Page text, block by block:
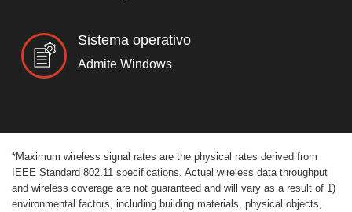
Sistema operativo
Admite Windows
*Maximum wireless signal rates are the physical rates derived from
IEEE Standard 802.11 specifications. Actual wireless data throughput
and wireless coverage are not guaranteed and will vary as a result of 1)
environmental factors, including building materials, physical objects,